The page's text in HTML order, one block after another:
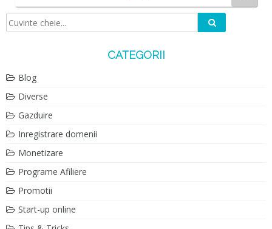
CATEGORII
Blog
Diverse
Gazduire
Inregistrare domenii
Monetizare
Programe Afiliere
Promotii
Start-up online